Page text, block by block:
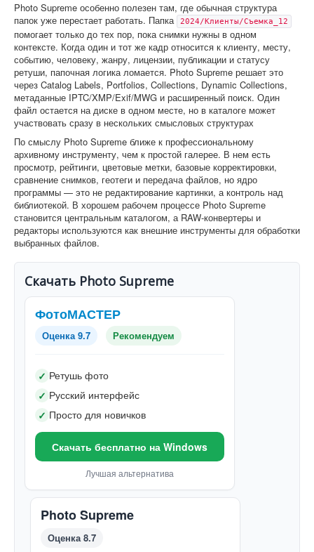
Photo Supreme особенно полезен там, где обычная структура
папок уже перестает работать. Папка
2024/Клиенты/Съемка_12
помогает только до тех пор, пока снимки нужны в одном
контексте. Когда один и тот же кадр относится к клиенту, месту,
событию, человеку, жанру, лицензии, публикации и статусу
ретуши, папочная логика ломается. Photo Supreme решает это
через Catalog Labels, Portfolios, Collections, Dynamic Collections,
метаданные IPTC/XMP/Exif/MWG и расширенный поиск. Один
файл остается на диске в одном месте, но в каталоге может
участвовать сразу в нескольких смысловых структурах
По смыслу Photo Supreme ближе к профессиональному
архивному инструменту, чем к простой галерее. В нем есть
просмотр, рейтинги, цветовые метки, базовые корректировки,
сравнение снимков, геотеги и передача файлов, но ядро
программы — это не редактирование картинки, а контроль над
библиотекой. В хорошем рабочем процессе Photo Supreme
становится центральным каталогом, а RAW-конвертеры и
редакторы используются как внешние инструменты для обработки
выбранных файлов.
Скачать Photo Supreme
ФотоМАСТЕР
Оценка 9.7 Рекомендуем
✓ Ретушь фото
✓ Русский интерфейс
✓ Просто для новичков
Скачать бесплатно на Windows
Лучшая альтернатива
Photo Supreme
Оценка 8.7